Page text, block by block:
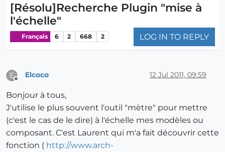
[Résolu]Recherche Plugin "mise à
l'échelle"
Français 6 2 668 2 LOG IN TO REPLY
E Elcoco 12 Jul 2011, 09:59
Bonjour à tous,
J'utilise le plus souvent l'outil "mètre" pour mettre
(c'est le cas de le dire) à l'échelle mes modèles ou
composant. C'est Laurent qui m'a fait découvrir cette
fonction ( http://www.arch-